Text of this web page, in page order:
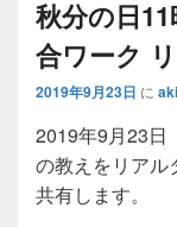
秋分の日
合ワーク
2019年9月23日 に
2019年9月23
の教えをリアル
共有します。